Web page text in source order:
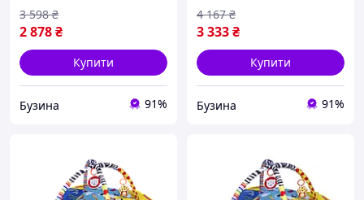
2 878₴
3 598 ₴
Купити
Бузина 91%
3 333₴
4 167 ₴
Купити
Бузина 91%